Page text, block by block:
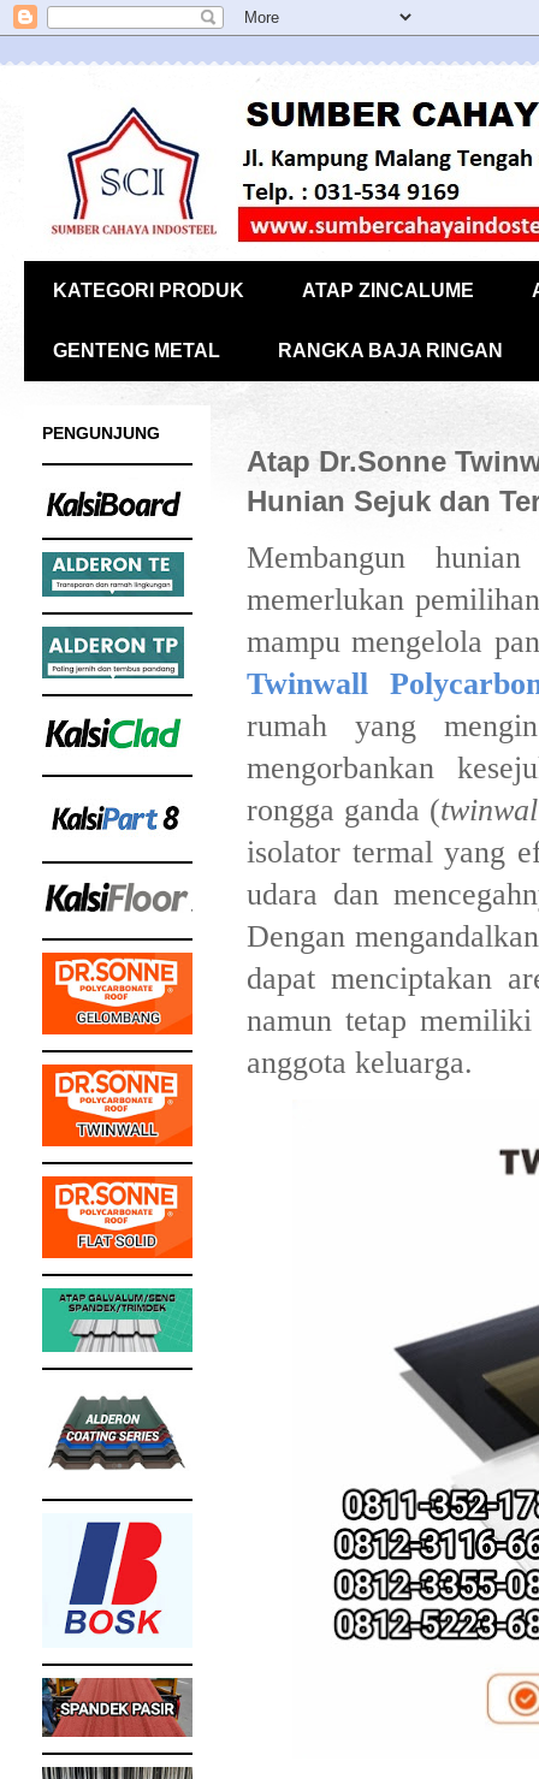
KATEGORI PRODUK ATAP ZINCALUME
GENTENG METAL RANGKA BAJA RINGAN
Atap Dr.Sonne
Hunian Sejuk dan
Membangun
memerlukan
mampu mengelola
Twinwall
rumah yang
mengorbankan
rongga ganda (
isolator termal yang
udara dan
Dengan
dapat menciptakan
namun tetap
anggota keluarga.
PENGUNJUNG